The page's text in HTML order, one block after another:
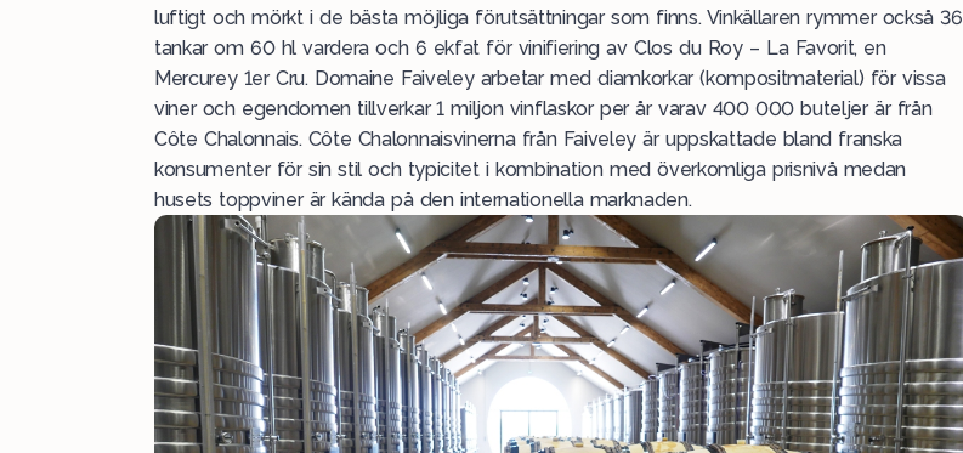
luftigt och mörkt i de bästa möjliga förutsättningar som finns. Vinkällaren rymmer också 36
tankar om 60 hl vardera och 6 ekfat för vinifiering av Clos du Roy – La Favorit, en
Mercurey 1er Cru. Domaine Faiveley arbetar med diamkorkar (kompositmaterial) för vissa
viner och egendomen tillverkar 1 miljon vinflaskor per år varav 400 000 buteljer är från
Côte Chalonnais. Côte Chalonnaisvinerna från Faiveley är uppskattade bland franska
konsumenter för sin stil och typicitet i kombination med överkomliga prisnivå medan
husets toppviner är kända på den internationella marknaden.